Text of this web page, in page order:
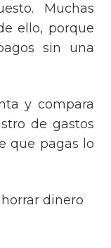
Muchas
ello, porque
sin una
y compara
de gastos
que pagas lo
dinero